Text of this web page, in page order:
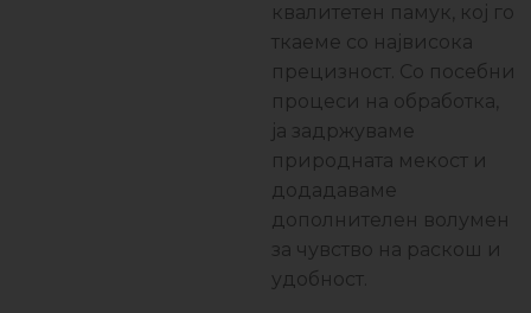
квалитетен памук, кој го
ткаеме со највисока
прецизност. Со посебни
процеси на обработка,
ја задржуваме
природната мекост и
додадаваме
дополнителен волумен
за чувство на раскош и
удобност.